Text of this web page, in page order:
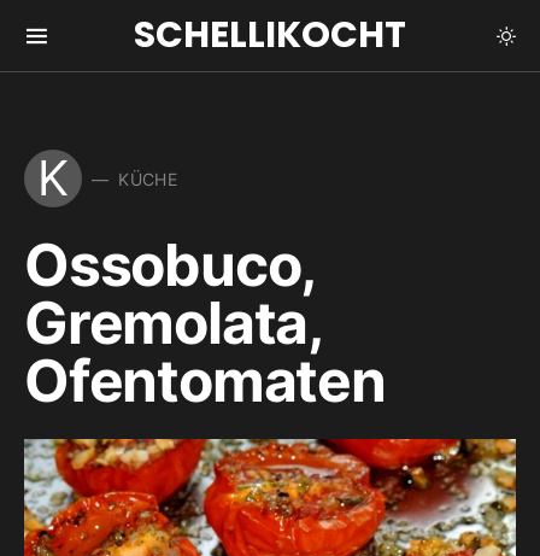
SCHELLIKOCHT
K KÜCHE
Ossobuco,
Gremolata,
Ofentomaten